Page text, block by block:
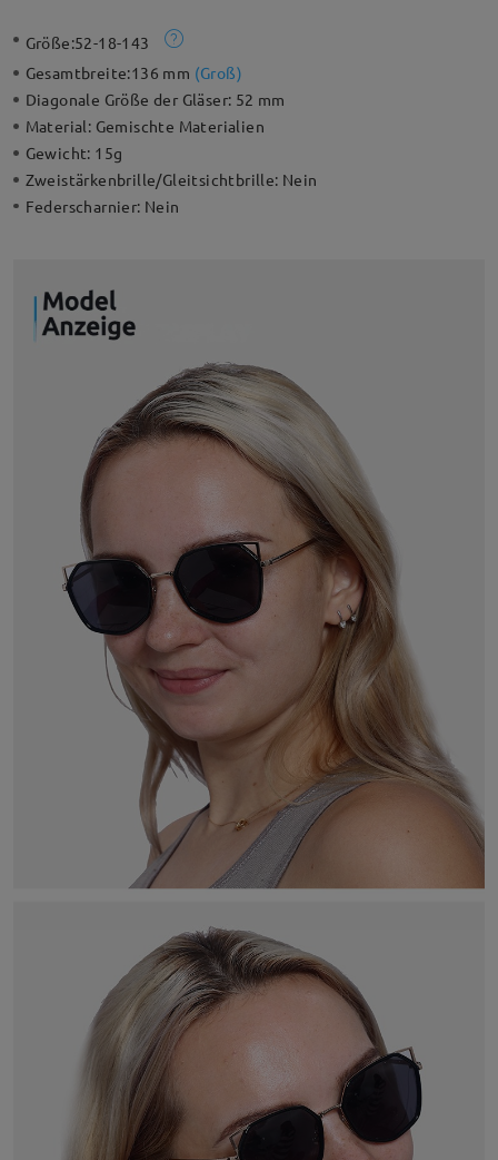
Größe:52-18-143
Gesamtbreite:136 mm (Groß)
Diagonale Größe der Gläser: 52 mm
Material: Gemischte Materialien
Gewicht: 15g
Zweistärkenbrille/Gleitsichtbrille: Nein
Federscharnier: Nein